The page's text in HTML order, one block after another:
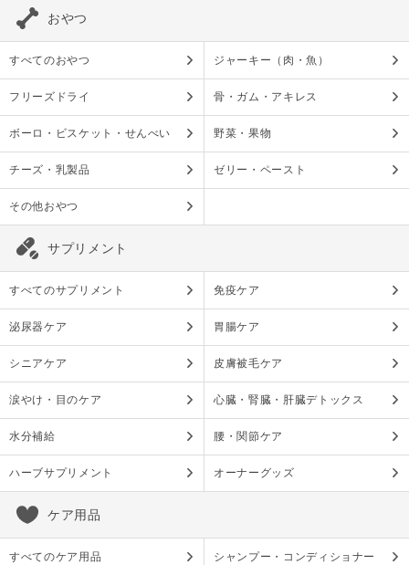
おやつ
すべてのおやつ ジャーキー（肉・魚）
フリーズドライ 骨・ガム・アキレス
ボーロ・ビスケット・せんべい 野菜・果物
チーズ・乳製品 ゼリー・ペースト
その他おやつ
サプリメント
すべてのサプリメント 免疫ケア
泌尿器ケア 胃腸ケア
シニアケア 皮膚被毛ケア
涙やけ・目のケア 心臓・腎臓・肝臓デトックス
水分補給 腰・関節ケア
ハーブサプリメント オーナーグッズ
ケア用品
すべてのケア用品 シャンプー・コンディショナー